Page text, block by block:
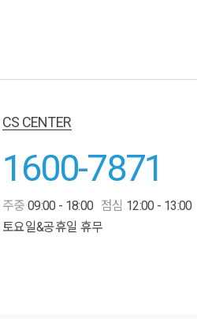
CS CENTER
1600-7871
주중 09:00 - 18:00 점심 12:00 - 13:00
토요일&공휴일 휴무